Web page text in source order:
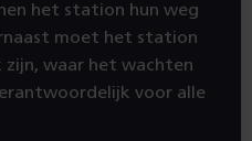
het station hun weg
moet het station
zijn, waar het wachten
voor alle